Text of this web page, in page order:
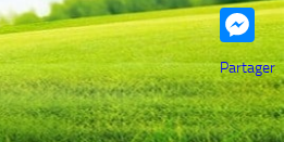
WhatsApp
Partager